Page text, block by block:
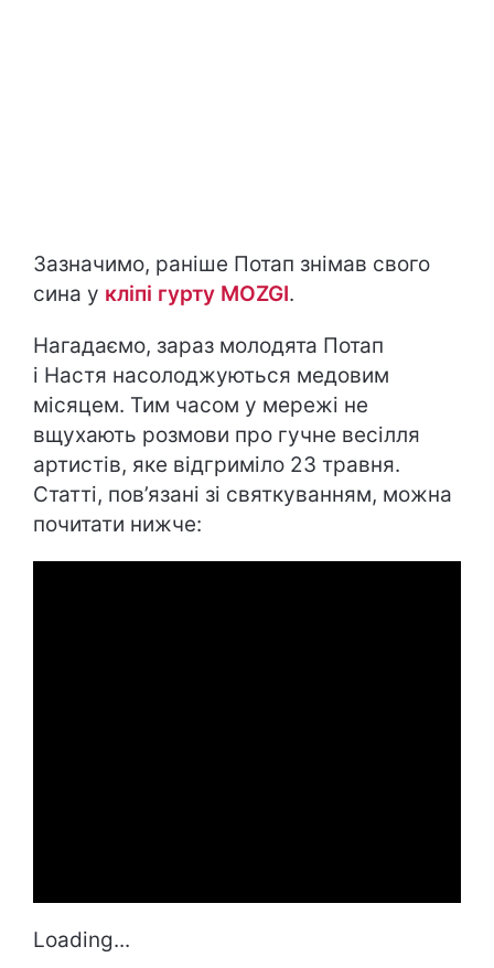
Зазначимо, раніше Потап знімав свого
сина у кліпі гурту MOZGI.
Нагадаємо, зараз молодята Потап
і Настя насолоджуються медовим
місяцем. Тим часом у мережі не
вщухають розмови про гучне весілля
артистів, яке відгриміло 23 травня.
Статті, пов’язані зі святкуванням, можна
почитати нижче:
Loading...